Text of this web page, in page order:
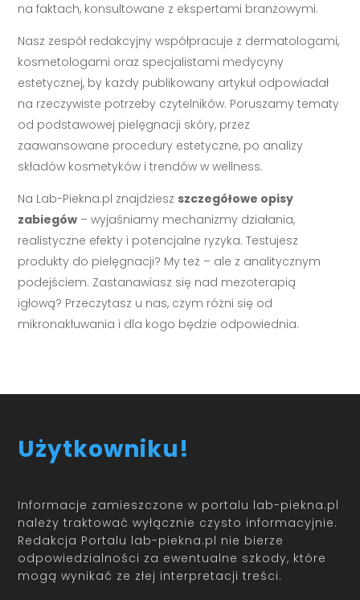
na faktach, konsultowane z ekspertami branżowymi.
Nasz zespół redakcyjny współpracuje z dermatologami,
kosmetologami oraz specjalistami medycyny
estetycznej, by każdy publikowany artykuł odpowiadał
na rzeczywiste potrzeby czytelników. Poruszamy tematy
od podstawowej pielęgnacji skóry, przez
zaawansowane procedury estetyczne, po analizy
składów kosmetyków i trendów w wellness.
Na Lab-Piekna.pl znajdziesz szczegółowe opisy
zabiegów – wyjaśniamy mechanizmy działania,
realistyczne efekty i potencjalne ryzyka. Testujesz
produkty do pielęgnacji? My też – ale z analitycznym
podejściem. Zastanawiasz się nad mezoterapią
igłową? Przeczytasz u nas, czym różni się od
mikronakłuwania i dla kogo będzie odpowiednia.
Użytkowniku!
Informacje zamieszczone w portalu lab-piekna.pl
należy traktować wyłącznie czysto informacyjnie.
Redakcja Portalu lab-piekna.pl nie bierze
odpowiedzialności za ewentualne szkody, które
mogą wynikać ze złej interpretacji treści.